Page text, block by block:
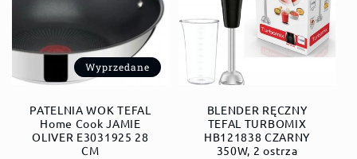
Wyprzedane
PATELNIA WOK TEFAL
Home Cook JAMIE
OLIVER E3031925 28
CM
BLENDER RĘCZNY
TEFAL TURBOMIX
HB121838 CZARNY
350W, 2 ostrza